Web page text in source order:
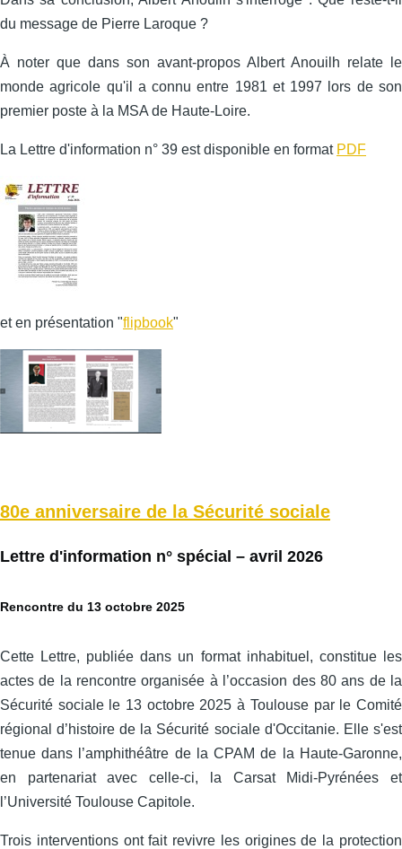
du message de Pierre Laroque ?
À noter que dans son avant-propos Albert Anouilh relate le
monde agricole qu'il a connu entre 1981 et 1997 lors de son
premier poste à la MSA de Haute-Loire.
La Lettre d'information n° 39 est disponible en format PDF
et en présentation "flipbook"
80e anniversaire de la Sécurité sociale
Lettre d'information n° spécial – avril 2026
Rencontre du 13 octobre 2025
Cette Lettre, publiée dans un format inhabituel, constitue les
actes de la rencontre organisée à l’occasion des 80 ans de la
Sécurité sociale le 13 octobre 2025 à Toulouse par le Comité
régional d’histoire de la Sécurité sociale d'Occitanie. Elle s'est
tenue dans l’amphithéâtre de la CPAM de la Haute-Garonne,
en partenariat avec celle‑ci, la Carsat Midi‑Pyrénées et
l’Université Toulouse Capitole.
Trois interventions ont fait revivre les origines de la protection